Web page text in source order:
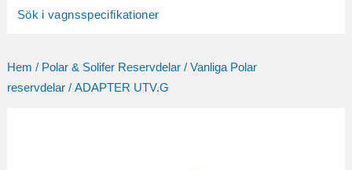
Sök i vagnsspecifikationer
Hem / Polar & Solifer Reservdelar/ Vanliga Polar
reservdelar/ ADAPTER UTV.G